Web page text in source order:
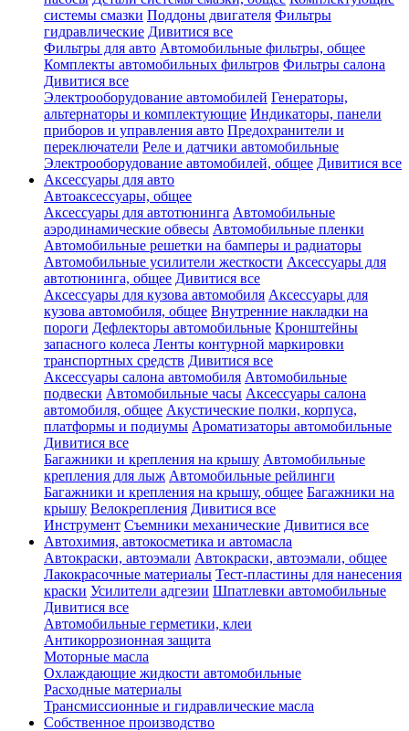
системы смазки Поддоны двигателя Фильтры
гидравлические Дивитися все
Фильтры для авто Автомобильные фильтры, общее
Комплекты автомобильных фильтров Фильтры салона
Дивитися все
Электрооборудование автомобилей Генераторы,
альтернаторы и комплектующие Индикаторы, панели
приборов и управления авто Предохранители и
переключатели Реле и датчики автомобильные
Электрооборудование автомобилей, общее Дивитися все
Аксессуары для авто
Автоаксессуары, общее
Аксессуары для автотюнинга Автомобильные
аэродинамические обвесы Автомобильные пленки
Автомобильные решетки на бамперы и радиаторы
Автомобильные усилители жесткости Аксессуары для
автотюнинга, общее Дивитися все
Аксессуары для кузова автомобиля Аксессуары для
кузова автомобиля, общее Внутренние накладки на
пороги Дефлекторы автомобильные Кронштейны
запасного колеса Ленты контурной маркировки
транспортных средств Дивитися все
Аксессуары салона автомобиля Автомобильные
подвески Автомобильные часы Аксессуары салона
автомобиля, общее Акустические полки, корпуса,
платформы и подиумы Ароматизаторы автомобильные
Дивитися все
Багажники и крепления на крышу Автомобильные
крепления для лыж Автомобильные рейлинги
Багажники и крепления на крышу, общее Багажники на
крышу Велокрепления Дивитися все
Инструмент Съемники механические Дивитися все
Автохимия, автокосметика и автомасла
Автокраски, автоэмали Автокраски, автоэмали, общее
Лакокрасочные материалы Тест-пластины для нанесения
краски Усилители адгезии Шпатлевки автомобильные
Дивитися все
Автомобильные герметики, клеи
Антикоррозионная защита
Моторные масла
Охлаждающие жидкости автомобильные
Расходные материалы
Трансмиссионные и гидравлические масла
Собственное производство